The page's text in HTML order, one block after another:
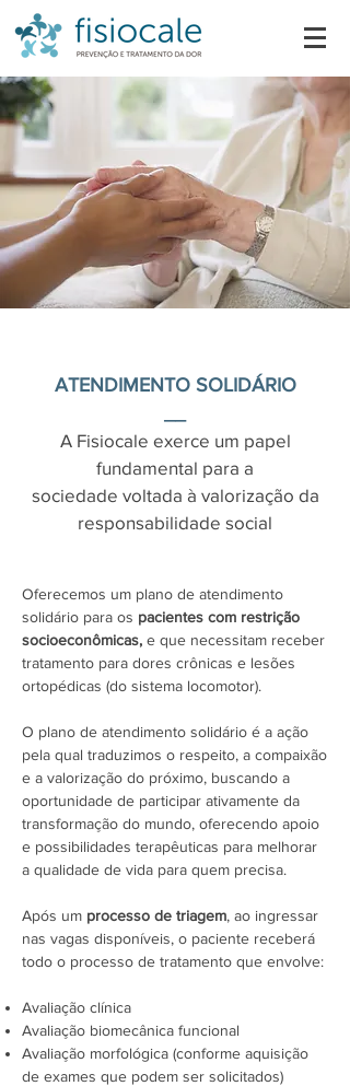
ATENDIMENTO SOLIDÁRIO
A Fisiocale exerce um papel
fundamental para a
sociedade voltada à valorização da
responsabilidade social
Oferecemos um plano de atendimento
solidário para os pacientes com restrição
socioeconômicas, e que necessitam receber
tratamento para dores crônicas e lesões
ortopédicas (do sistema locomotor).
O plano de atendimento solidário é a ação
pela qual traduzimos o respeito, a compaixão
e a valorização do próximo, buscando a
oportunidade de participar ativamente da
transformação do mundo, oferecendo apoio
e possibilidades terapêuticas para melhorar
a qualidade de vida para quem precisa.
Após um processo de triagem, ao ingressar
nas vagas disponíveis, o paciente receberá
todo o processo de tratamento que envolve:
Avaliação clínica
Avaliação biomecânica funcional
Avaliação morfológica (conforme aquisição
de exames que podem ser solicitados)